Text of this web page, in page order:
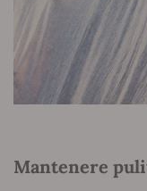
Mantenere